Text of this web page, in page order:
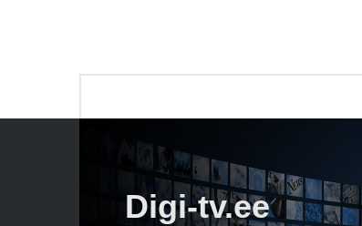
Digi-tv.ee